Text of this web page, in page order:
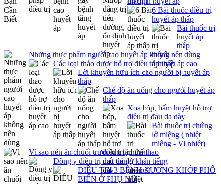
6 Bài thuốc điều trị
huyết áp thấp
Bài thuốc trị
huyết áp
thấp
Những thực phẩm người cao huyết áp không nên dùng
Các loại thảo dược hỗ trợ điều trị huyết áp cao
Lời khuyên hữu ích cho người bị huyết áp
thấp
Chế độ ăn uống cho người huyết áp
thấp
Xoa bóp, bấm huyệt hỗ trợ
điều trị đau dạ dày
Bài thuốc trị chứng
lở miệng ( nhiệt
miệng - Vị nhiệt)
Vì sao nên ăn chuối trước khi tập thể thao
Đông y điều trị mất tiếng, khản tiếng
ĐIỀU TRỊ 3 BỆNH XƯƠNG KHỚP PHỔ
BIẾN Ở PHỤ NỮ